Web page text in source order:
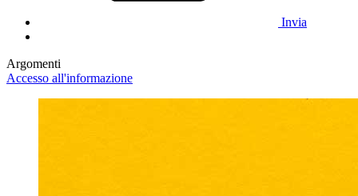
Invia
Argomenti
Accesso all'informazione